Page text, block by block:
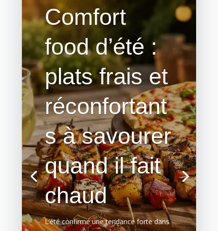
Comfort
food d’été :
plats frais et
réconfortant
s à savourer
quand il fait
chaud
L’été confirme une tendance forte dans